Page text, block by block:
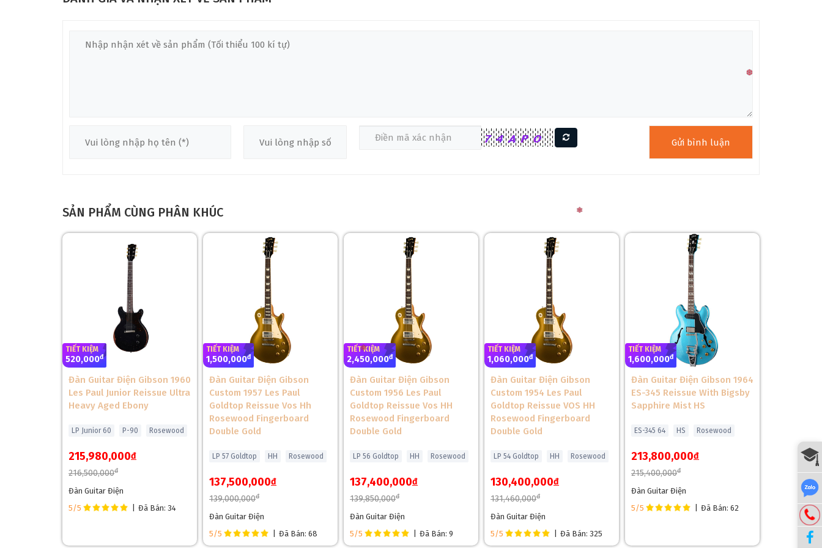
❆
Cây đàn tái hiện chính xác EDS-1275 từ thập niên 1960, với thân mahogany solid 1 mảnh, hai cần mahogany SlimTaper C, và mặt phím Indian rosewood với 20 phím Authentic
Tenon và keo Hot Hide Glue tối ưu hóa truyền rung động, mang lại âm thanh mạnh mẽ, phù hợp cho rock, prog, và jazz fusion. Đàn đi kèm hardshell case Gibson Custom Shop
Thân Đàn Mahogany Solid Gibson Custom Shop EDS-1275 Doubleneck Cherry Red
Thân đàn mahogany solid 1 mảnh, với thiết kế SG double-cutaway, mang lại độ cộng hưởng cao và trọng lượng tương đối nhẹ (~5.34–5.42 kg) dù là double-neck. Lớp sơn
nitrocellulose Gloss Cherry Red, phun thủ công, tạo sắc đỏ rực rỡ với độ bóng vintage. Pickguard đen 5-ply và binding trắng trên mặt phím tăng tính thẩm mỹ rock ‘n’ roll. Thiết
SẢN PHẨM CÙNG PHÂN KHÚC
TIẾT KIỆM
520,000đ
Đàn Guitar Điện Gibson 1960
Les Paul Junior Reissue Ultra
Heavy Aged Ebony
LP Junior 60 P-90 Rosewood
215,980,000đ
216,500,000đ
Đàn Guitar Điện
5/5
Đã Bán: 34
TIẾT KIỆM
1,500,000đ
Đàn Guitar Điện Gibson
Custom 1957 Les Paul
Goldtop Reissue Vos Hh
Rosewood Fingerboard
Double Gold
LP 57 Goldtop HH Rosewood
137,500,000đ
139,000,000đ
Đàn Guitar Điện
5/5
Đã Bán: 68
TIẾT KIỆM
2,450,000đ
Đàn Guitar Điện Gibson
Custom 1956 Les Paul
Goldtop Reissue Vos HH
Rosewood Fingerboard
Double Gold
LP 56 Goldtop HH Rosewood
137,400,000đ
139,850,000đ
Đàn Guitar Điện
5/5
Đã Bán: 9
TIẾT KIỆM
1,060,000đ
Đàn Guitar Điện Gibson
Custom 1954 Les Paul
Goldtop Reissue VOS HH
Rosewood Fingerboard
Double Gold
LP 54 Goldtop HH Rosewood
130,400,000đ
131,460,000đ
Đàn Guitar Điện
5/5
Đã Bán: 325
TIẾT KIỆM
1,600,000đ
Đàn Guitar Điện Gibson 1964
ES-345 Reissue With Bigsby
Sapphire Mist HS
ES-345 64 HS Rosewood
213,800,000đ
215,400,000đ
Đàn Guitar Điện
5/5
Đã Bán: 62